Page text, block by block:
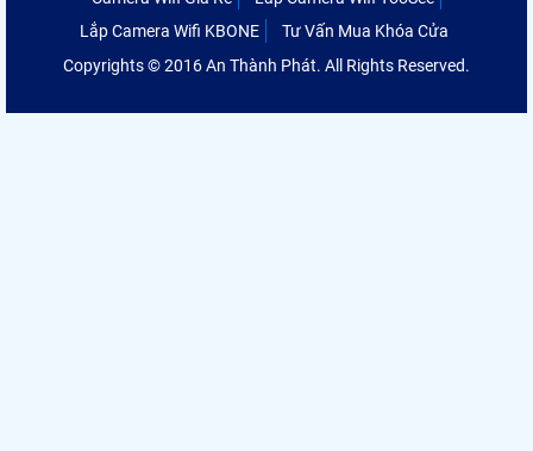
Lắp Camera Wifi KBONE
Tư Vấn Mua Khóa Cửa
Copyrights © 2016 An Thành Phát. All Rights Reserved.